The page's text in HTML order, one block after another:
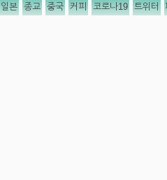
일본 종교 중국 커피 코로나19 트위터